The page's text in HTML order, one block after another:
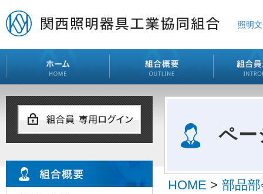
照明
ペー
HOME > 部品